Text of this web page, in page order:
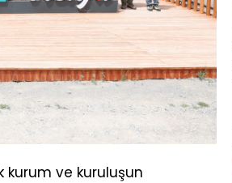
kurum ve kuruluşun